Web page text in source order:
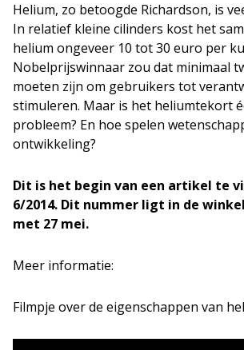
Helium, zo betoogde Richardson, is
In relatief kleine cilinders kost het
helium ongeveer 10 tot 30 euro per
Nobelprijswinnaar zou dat minimaal
moeten zijn om gebruikers tot
stimuleren. Maar is het heliumtekort
probleem? En hoe spelen
ontwikkeling?
Dit is het begin van een artikel te
6/2014. Dit nummer ligt in de
met 27 mei.
Meer informatie:
Filmpje over de eigenschappen van